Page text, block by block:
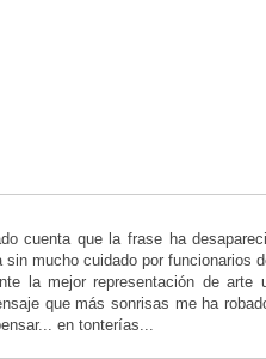
cuenta que la frase ha
sin mucho cuidado por funcionarios
la mejor representación de arte
que más sonrisas me ha
en tonterías...